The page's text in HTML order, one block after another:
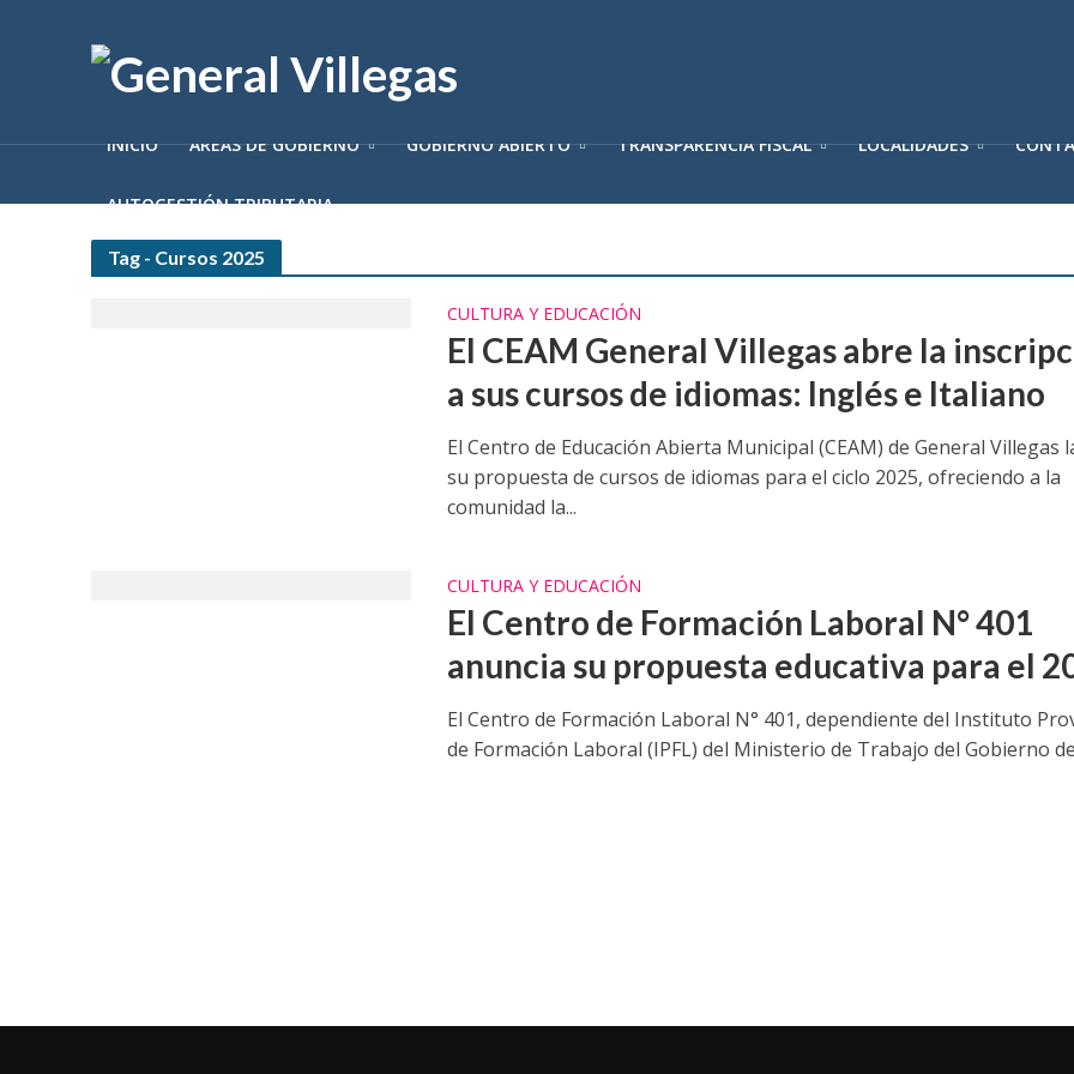
INICIO ÁREAS DE GOBIERNO GOBIERNO ABIERTO TRANSPARENCIA FISCAL LOCALIDADES
AUTOGESTIÓN TRIBUTARIA
Tag - Cursos 2025
CULTURA Y EDUCACIÓN
El CEAM General Villegas abre la
a sus cursos de idiomas: Inglés e Italiano
El Centro de Educación Abierta Municipal (CEAM) de General Villegas
su propuesta de cursos de idiomas para el ciclo 2025, ofreciendo a la
comunidad la...
CULTURA Y EDUCACIÓN
El Centro de Formación Laboral N° 401
anuncia su propuesta educativa para el
El Centro de Formación Laboral N° 401, dependiente del Instituto
de Formación Laboral (IPFL) del Ministerio de Trabajo del Gobierno de